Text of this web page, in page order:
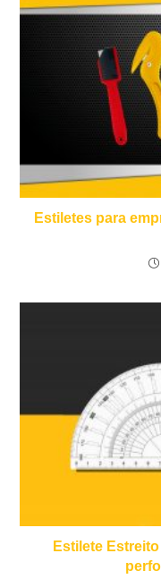
Estiletes para
Estilete